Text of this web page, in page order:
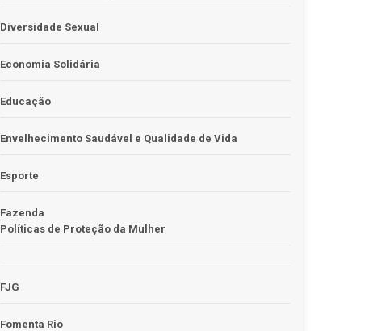
Diversidade Sexual
Economia Solidária
Educação
Envelhecimento Saudável e Qualidade de Vida
Esporte
Fazenda
Políticas de Proteção da Mulher
FJG
Fomenta Rio